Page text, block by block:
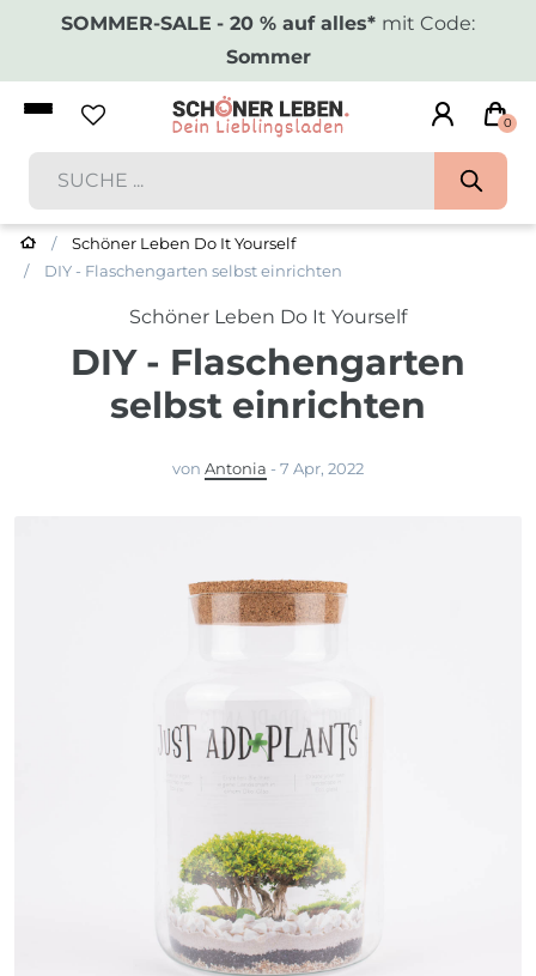
SOMMER-SALE - 20 % auf alles* mit Code:
Sommer
0
Schöner Leben Do It Yourself
DIY - Flaschengarten selbst einrichten
Schöner Leben Do It Yourself
DIY - Flaschengarten
selbst einrichten
von Antonia - 7 Apr, 2022